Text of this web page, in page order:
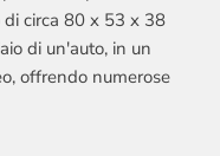
circa 80 x 53 x 38
di un'auto, in un
offrendo numerose